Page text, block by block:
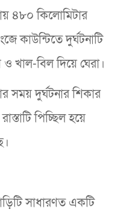
৪৮০ কিলোমিটার
কাউন্টিতে দুর্ঘটনাটি
খাল-বিল দিয়ে ঘেরা।
সময় দুর্ঘটনার শিকার
পিচ্ছিল হয়ে
সাধারণত একটি